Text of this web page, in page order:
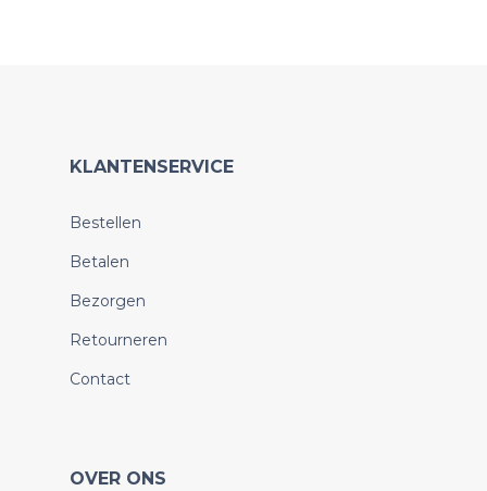
KLANTENSERVICE
Bestellen
Betalen
Bezorgen
Retourneren
Contact
OVER ONS